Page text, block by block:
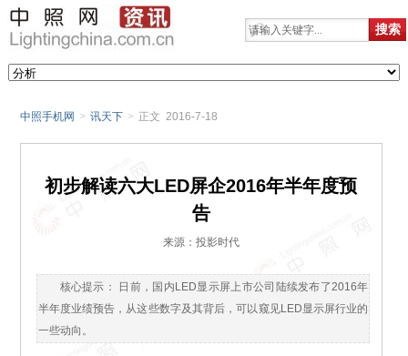
中照手机网 > 讯天下 > 正文 2016-7-18
初步解读六大LED屏企2016年半年度预
告
来源：投影时代
核心提示： 日前，国内LED显示屏上市公司陆续发布了2016年
半年度业绩预告，从这些数字及其背后，可以窥见LED显示屏行业的
一些动向。